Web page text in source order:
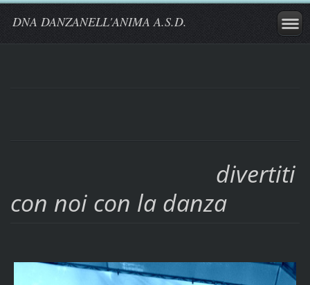
DNA DANZANELL'ANIMA A.S.D.
divertiti
con noi con la danza